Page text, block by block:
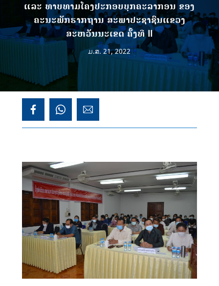
ແລະ ທາບທາມໂຄງປະກອບບຸກຄະລາກອນ ຂອງ
ຄະນະພັກຮາກຖານ ສະພາປະຊາຊົນແຂວງ
ສະຫວັນນະເຂດ ຄັ້ງທີ II
ມ.ສ. 21, 2022